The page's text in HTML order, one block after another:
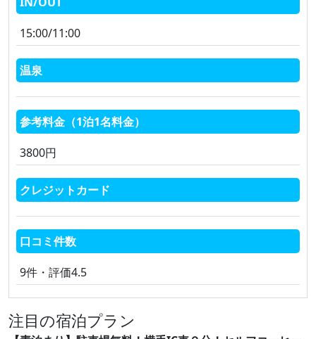
15:00/11:00
温泉
参考料金（1泊1名料金）
3800円
クレジットカード
口コミ件数
9件・評価4.5
注目の宿泊プラン